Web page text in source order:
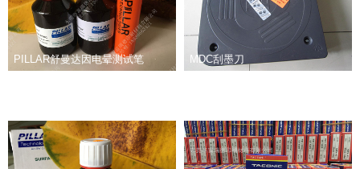
PILLAR舒曼达因电晕测试笔 MDC刮墨刀